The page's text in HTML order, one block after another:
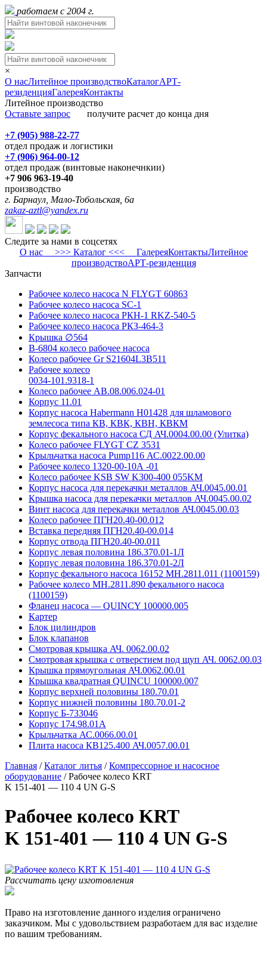
работаем с 2004 г.
×
О насЛитейное производствоКаталогАРТ-
резиденцияГалереяКонтакты
Литейное производство
Оставьте запрос получите расчет до конца дня
+7 (905) 988-22-77
отдел продаж и логистики
+7 (906) 964-00-12
отдел продаж (винтовые наконечнкии)
+7 906 963-19-40
производство
г. Барнаул, Мало-Тобольская, 6а
zakaz-aztl@yandex.ru
Следите за нами в соцсетях
О нас>>> Каталог <<< ГалереяКонтактыЛитейное
производствоАРТ-резиденция
Запчасти
Рабочее колесо насоса N FLYGT 60863
Рабочее колесо насоса SC-1
Рабочее колесо насоса РКН-1 RKZ-540-5
Рабочее колесо насоса РКЗ-464-3
Крышка ∅564
В-6804 колесо рабочее насоса
Колесо рабочее Gr S21604L3B511
Рабочее колесо
0034-101.9318-1
Колесо рабочее АВ.08.006.024-01
Корпус 11.01
Корпус насоса Habermann H01428 для шламового
землесоса типа КВ, КВК, КВН, КВКМ
Корпус фекального насоса СД АЧ.0004.00.00 (Улитка)
Колесо рабочее FLYGT CZ 3531
Крыльчатка насоса Pump116 АС.0022.00.00
Рабочее колесо 1320-00-10А -01
Колесо рабочее KSB SW K300-400 055KM
Корпус насоса для перекачки металлов АЧ.0045.00.01
Крышка насоса для перекачки металлов АЧ.0045.00.02
Винт насоса для перекачки металлов АЧ.0045.00.03
Колесо рабочее ПГН20.40-00.012
Вставка передняя ПГН20.40-00.014
Корпус отвода ПГН20.40-00.011
Корпус левая половина 186.370.01-1Л
Корпус левая половина 186.370.01-2Л
Корпус фекального насоса 16152 MH.2811.011 (1100159)
Рабочее колесо MH.2811.890 фекального насоса
(1100159)
Фланец насоса — QUINCY 100000.005
Картер
Блок цилиндров
Блок клапанов
Смотровая крышка АЧ. 0062.00.02
Смотровая крышка с отверстием под щуп АЧ. 0062.00.03
Крышка прямоугольная АЧ.0062.00.01
Крышка квадратная QUINCU 100000.007
Корпус верхней половины 180.70.01
Корпус нижней половины 180.70.01-2
Корпус Б-733046
Корпус 174.98.01А
Крыльчатка АС.0066.00.01
Плита насоса КВ125.400 АЧ.0057.00.01
Главная /Каталог литья /Компрессорное и насосное
оборудование /Рабочее колесо KRT
K 151-401 — 110 4 UN G-S
Рабочее колесо KRT
K 151-401 — 110 4 UN G-S
Рассчитать цену изготовления
Право на изготовление данного изделия ограничено
заказчиком. Мы с удовольствием разработаем для вас изделие
по вашим требованиям.